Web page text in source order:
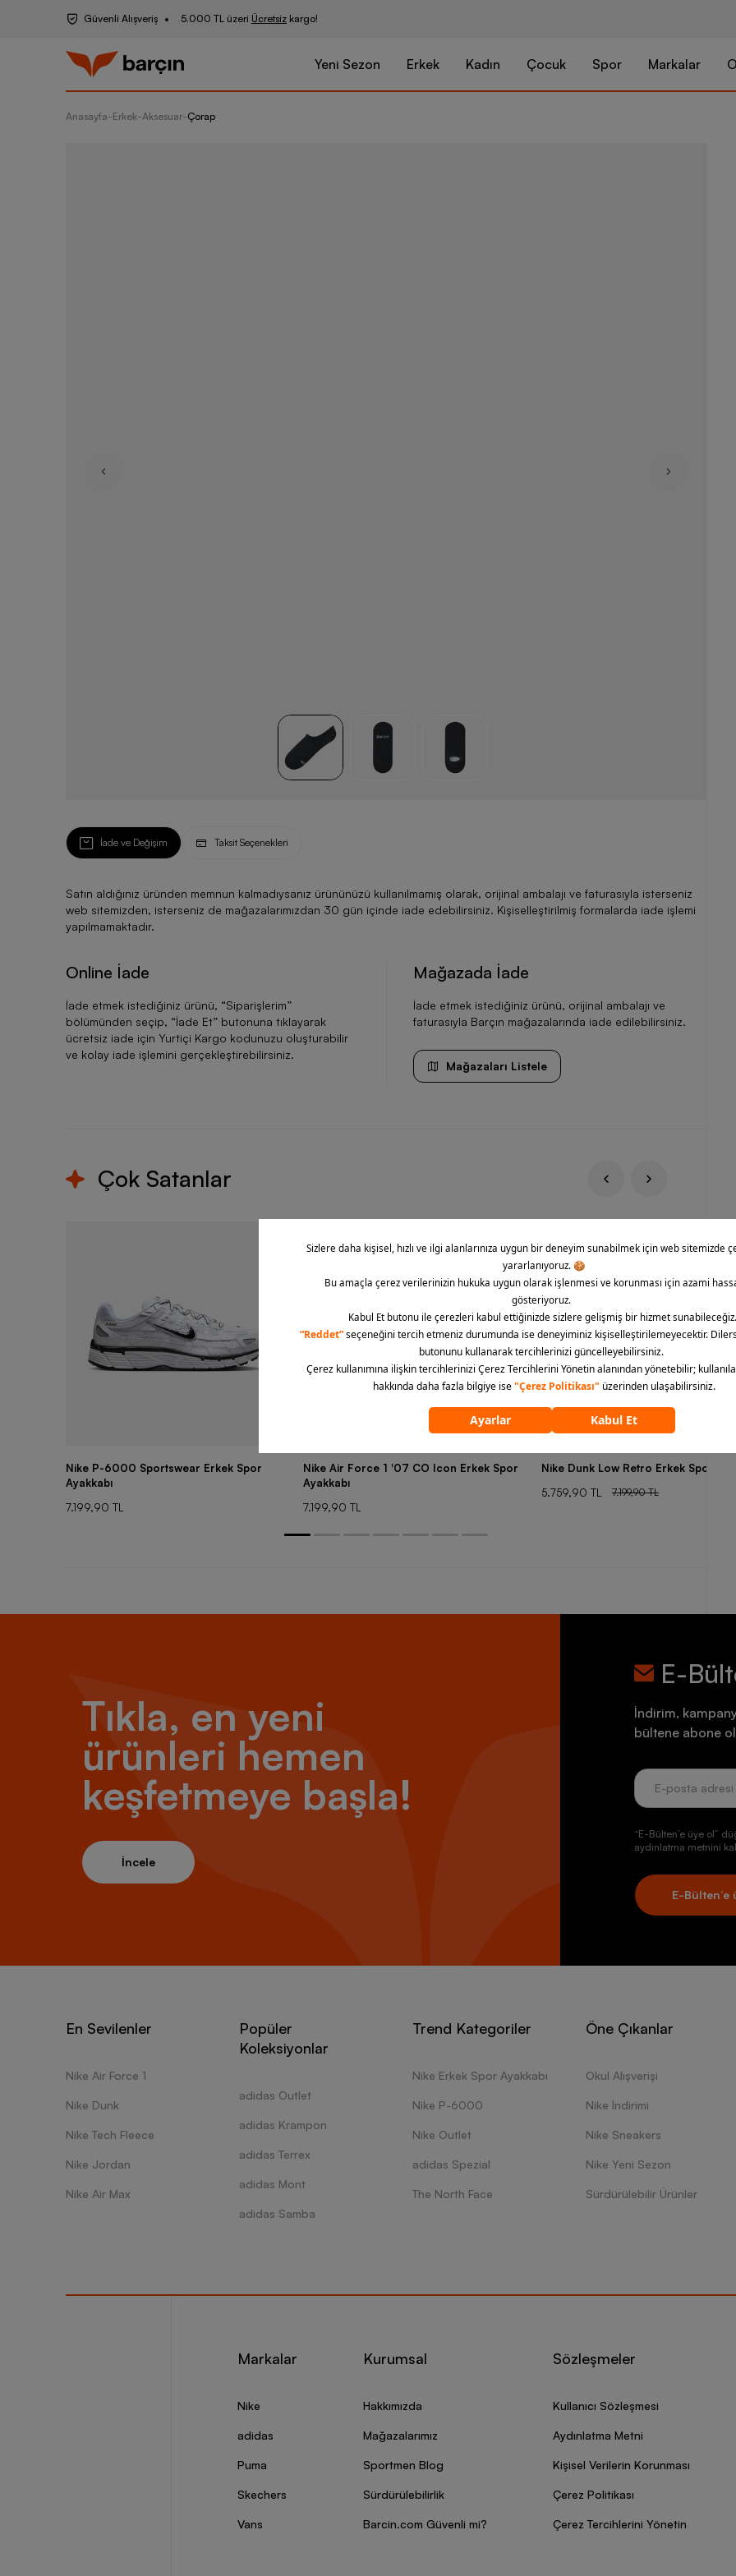
Güvenli Alışveriş 5.000 TL üzeri Ücretsiz kargo!
Yeni Sezon Erkek Kadın Çocuk Spor Markalar
Anasayfa-Erkek-Aksesuar-Çorap
Barçın
İade ve Değişim Taksit Seçenekleri
Satın aldığınız üründen memnun kalmadıysanız ürününüzü kullanılmamış olarak, orijinal ambalajı ve faturasıyla isterseniz
web sitemizden, isterseniz de mağazalarımızdan 30 gün içinde iade edebilirsiniz. Kişiselleştirilmiş formalarda iade işlemi
yapılmamaktadır.
Online İade
İade etmek istediğiniz ürünü, “Siparişlerim”
bölümünden seçip, “İade Et” butonuna tıklayarak
ücretsiz iade için Yurtiçi Kargo kodunuzu oluşturabilir
ve kolay iade işlemini gerçekleştirebilirsiniz.
Mağazada İade
İade etmek istediğiniz ürünü, orijinal ambalajı ve
faturasıyla Barçın mağazalarında iade edilebilirsiniz.
Mağazaları Listele
Çok Satanlar
Nike P-6000 Sportswear Erkek Spor
Ayakkabı
7.199,90 TL
Nike Air Force 1 '07 CO Icon Erkek Spor
Ayakkabı
7.199,90 TL
Nike Dunk Low Retro Erkek Spor
5.759,90 TL
7.199,90 TL
Tıkla, en yeni
ürünleri hemen
keşfetmeye başla!
İncele
E-
İndirim,
bültene abone
“E-Bülten’e üye ol”
aydınlatma metnini
E-Bülten’e
En Sevilenler
Nike Air Force 1
Nike Dunk
Nike Tech Fleece
Nike Jordan
Nike Air Max
Popüler
Koleksiyonlar
adidas Outlet
adidas Krampon
adidas Terrex
adidas Mont
adidas Samba
Trend Kategoriler
Nike Erkek Spor Ayakkabı
Nike P-6000
Nike Outlet
adidas Spezial
The North Face
Öne Çıkanlar
Okul Alışverişi
Nike İndirimi
Nike Sneakers
Nike Yeni Sezon
Sürdürülebilir Ürünler
Markalar
Nike
adidas
Puma
Skechers
Vans
Kurumsal
Hakkımızda
Mağazalarımız
Sportmen Blog
Sürdürülebilirlik
Barcin.com Güvenli mi?
Sözleşmeler
Kullanıcı Sözleşmesi
Aydınlatma Metni
Kişisel Verilerin Korunması
Çerez Politikası
Çerez Tercihlerini Yönetin